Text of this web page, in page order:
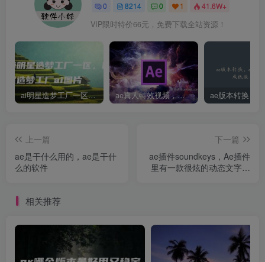
0 8214 0 1 41.6W+
VIP限时特价66元，免费下载全站资源！
ai明星造梦工厂一区，明星造梦工厂ai图片 ae真人特效视频，大学生第一次做ppt怎么做
上一篇
ae是干什么用的，ae是干什
么的软件
下一篇
ae插件soundkeys，Ae插件
里有一款很炫的动态文字视
相关推荐